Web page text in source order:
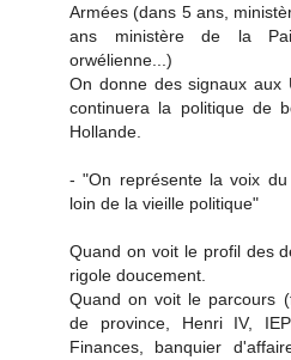
Armées (dans 5 ans,
ans ministère de la
orwélienne...)
On donne des signaux aux
continuera la politique de
Hollande.
- "On représente la voix
loin de la vieille politique"
Quand on voit le profil des
rigole doucement.
Quand on voit le parcours
de province, Henri IV,
Finances, banquier